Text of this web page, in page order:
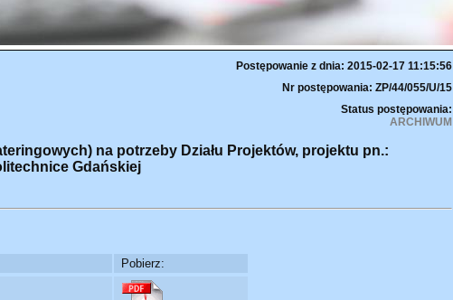
Postępowanie z dnia: 2015-02-17 11:15:56
Nr postępowania: ZP/44/055/U/15
Status postępowania:
ARCHIWUM
na potrzeby Działu Projektów, projektu pn.:
Gdańskiej
Pobierz: